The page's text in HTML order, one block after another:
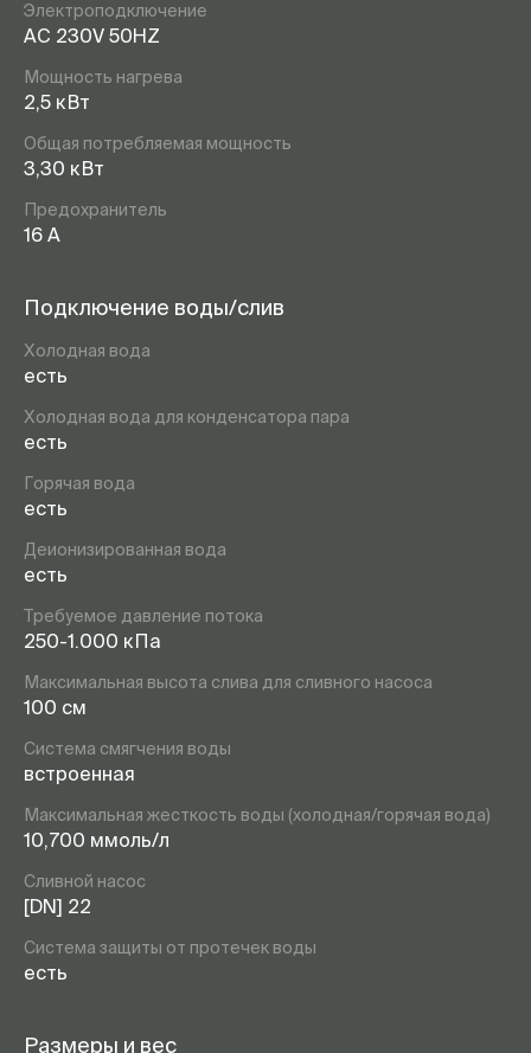
Электроподключение
AC 230V 50HZ
Мощность нагрева
2,5 кВт
Общая потребляемая мощность
3,30 кВт
Предохранитель
16 А
Подключение воды/слив
Холодная вода
есть
Холодная вода для конденсатора пара
есть
Горячая вода
есть
Деионизированная вода
есть
Требуемое давление потока
250-1.000 кПа
Максимальная высота слива для сливного насоса
100 см
Система смягчения воды
встроенная
Максимальная жесткость воды (холодная/горячая вода)
10,700 ммоль/л
Сливной насос
[DN] 22
Система защиты от протечек воды
есть
Размеры и вес